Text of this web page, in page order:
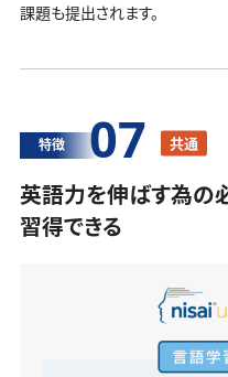
課題も提出されます。
特徴 07 共通
英語力を伸ばす為の
習得できる